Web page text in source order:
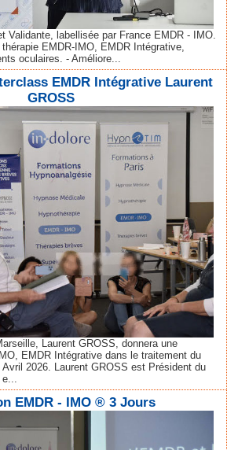
Validante, labellisée par France EMDR - IMO.
EMDR-IMO, EMDR Intégrative,
oculaires. - Améliore...
EMDR Intégrative Laurent
GROSS
Laurent GROSS, donnera une
EMDR Intégrative dans le traitement du
2026. Laurent GROSS est Président du
e...
EMDR - IMO ® 3 Jours